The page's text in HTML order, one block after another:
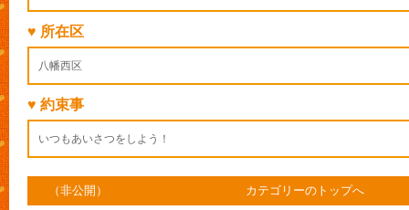
♥ 所在区
八幡西区
♥ 約束事
いつもあいさつをしよう！
（非公開） カテゴリーのトップへ